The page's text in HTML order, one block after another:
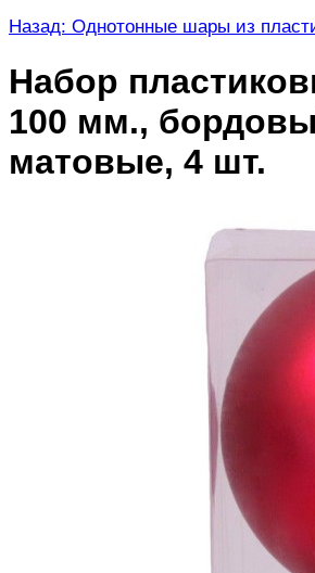
Назад: Однотонные шары из
Набор
100 мм.,
матовые, 4 шт.